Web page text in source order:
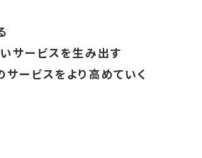
サービスを生み出す
サービスをより高めていく